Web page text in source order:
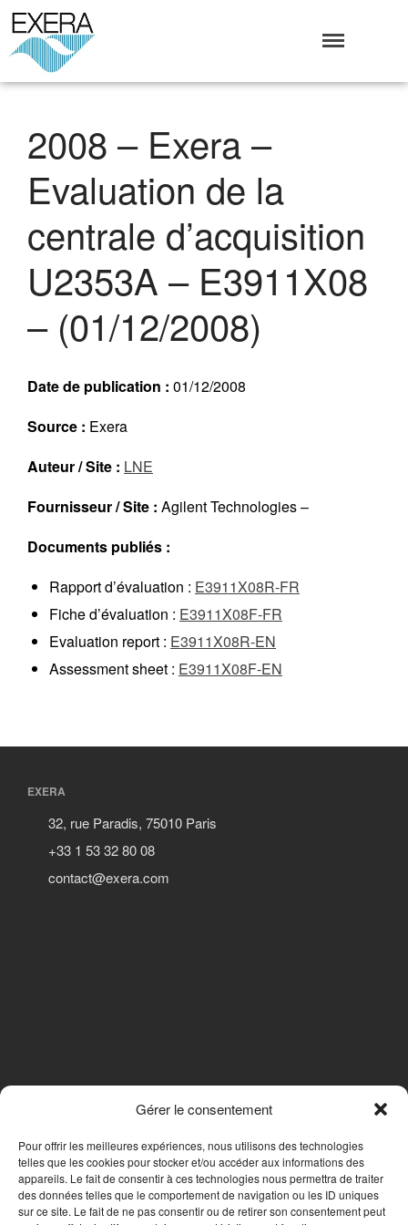
Gérer le consentement
Pour offrir les meilleures expériences, nous utilisons des technologies
telles que les cookies pour stocker et/ou accéder aux informations des
appareils. Le fait de consentir à ces technologies nous permettra de traiter
des données telles que le comportement de navigation ou les ID uniques
sur ce site. Le fait de ne pas consentir ou de retirer son consentement peut
Organisation
Coopération internationale
Devenir Membre de l’Exera
Opérations
Fonctionnement
Affaires
Evénements publics
Calendrier
Publications
Abonné
Connexion
Association des EXploitants d'Equipements de mesure,
2008 – Exera –
Evaluation de la
centrale d’acquisition
U2353A – E3911X08
– (01/12/2008)
Date de publication : 01/12/2008
Source : Exera
Auteur / Site : LNE
Fournisseur / Site : Agilent Technologies –
Documents publiés :
Rapport d’évaluation : E3911X08R-FR
Fiche d’évaluation : E3911X08F-FR
Evaluation report : E3911X08R-EN
Assessment sheet : E3911X08F-EN
EXERA
32, rue Paradis, 75010 Paris
+33 1 53 32 80 08
contact@exera.com
Nous contacter